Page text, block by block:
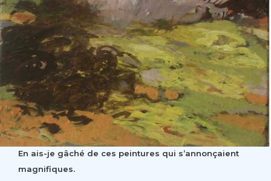
En ais-je gâché de ces peintures qui s’annonçaient
magnifiques.